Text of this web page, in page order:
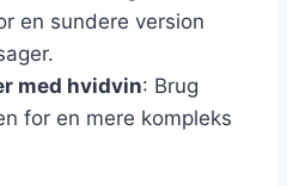
en sundere version
med hvidvin: Brug
for en mere kompleks